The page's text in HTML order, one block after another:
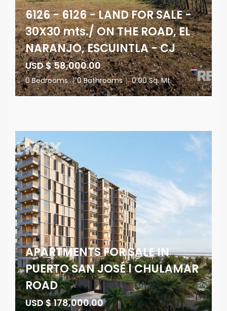
6126 - 6126 - LAND FOR SALE -
30X30 mts./ ON THE ROAD, EL
NARANJO, ESCUINTLA - CJ
USD $ 58,000.00
0 Bedrooms | 0 Bathrooms | 0.00 Sq. Mt.
APARTMENTS FOR SALE IN
PUERTO SAN JOSÉ l CHULAMAR
ROAD
USD $ 178,000.00